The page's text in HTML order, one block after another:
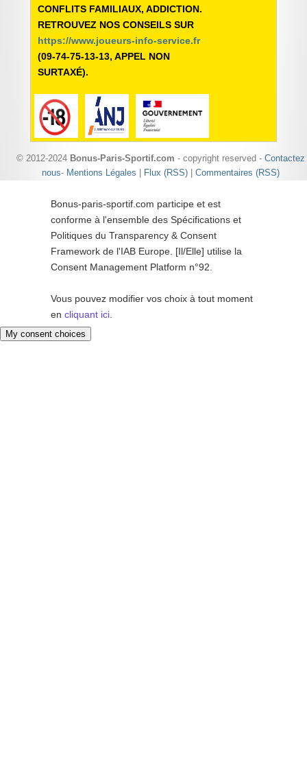
CONFLITS FAMILIAUX, ADDICTION.
RETROUVEZ NOS CONSEILS SUR
https://www.joueurs-info-service.fr
(09-74-75-13-13, APPEL NON
SURTAXÉ).
© 2012-2024 Bonus-Paris-Sportif.com - copyright reserved - Contactez
nous- Mentions Légales Flux (RSS)| Commentaires (RSS)
Bonus-paris-sportif.com participe et est
conforme à l'ensemble des Spécifications et
Politiques du Transparency & Consent
Framework de l'IAB Europe. [Il/Elle] utilise la
Consent Management Platform n°92.
Vous pouvez modifier vos choix à tout moment
en cliquant ici
My consent choices